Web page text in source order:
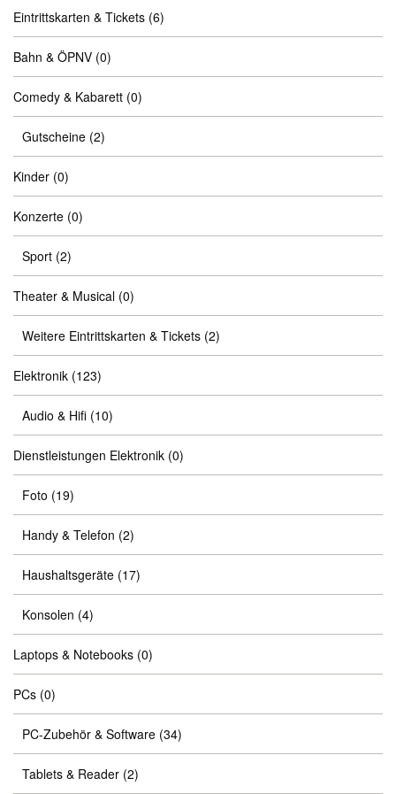
Eintrittskarten & Tickets (6)
Bahn & ÖPNV (0)
Comedy & Kabarett (0)
Gutscheine (2)
Kinder (0)
Konzerte (0)
Sport (2)
Theater & Musical (0)
Weitere Eintrittskarten & Tickets (2)
Elektronik (123)
Audio & Hifi (10)
Dienstleistungen Elektronik (0)
Foto (19)
Handy & Telefon (2)
Haushaltsgeräte (17)
Konsolen (4)
Laptops & Notebooks (0)
PCs (0)
PC-Zubehör & Software (34)
Tablets & Reader (2)